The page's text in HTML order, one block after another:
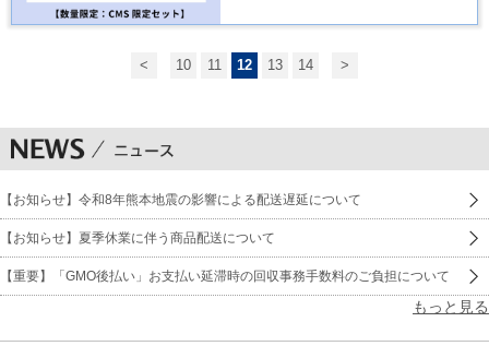
< 10 11 12 13 14 >
【お知らせ】令和8年熊本地震の影響による配送遅延について
【お知らせ】夏季休業に伴う商品配送について
【重要】「GMO後払い」お支払い延滞時の回収事務手数料のご負担について
もっと見る